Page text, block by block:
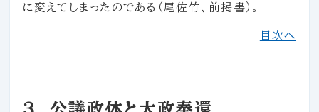
に変えてしまったのである（尾佐竹、前掲書）。
目次へ
３ 公議政体と大政奉還